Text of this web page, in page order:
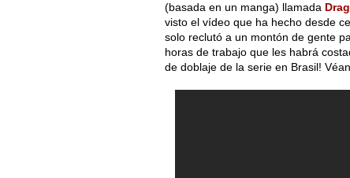
(basada en un manga) llamada
visto el vídeo que ha hecho desde
solo reclutó a un montón de gente
horas de trabajo que les habrá
de doblaje de la serie en Brasil!